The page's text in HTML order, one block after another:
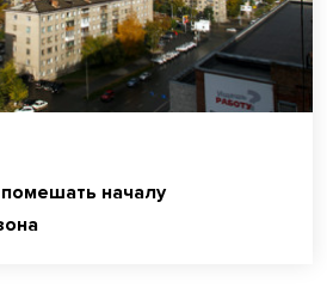
началу